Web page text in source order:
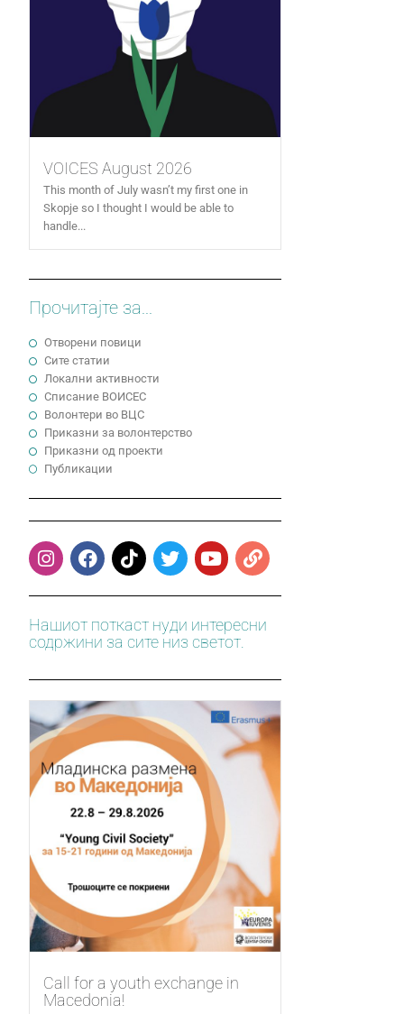
VOICES August 2026
This month of July wasn’t my first one in
Skopje so I thought I would be able to
handle...
Прочитајте за...
Отворени повици
Сите статии
Локални активности
Cписание ВОИСЕС
Волонтери во ВЦС
Приказни за волонтерство
Приказни од проекти
Публикации
Нашиот поткаст нуди интересни
содржини за сите низ светот.
Call for a youth exchange in
Macedonia!